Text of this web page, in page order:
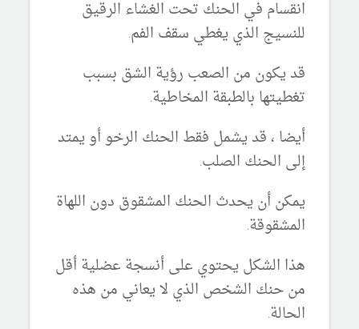
انقسام في الحنك تحت الغشاء الرقيق
للنسيج الذي يغطي سقف الفم.
قد يكون من الصعب رؤية الشق بسبب
تغطيتها بالطبقة المخاطية.
أيضا ، قد يشمل فقط الحنك الرخو أو يمتد
إلى الحنك الصلب.
يمكن أن يحدث الحنك المشقوق دون اللهاة
المشقوقة.
هذا الشكل يحتوي على أنسجة عضلية أقل
من حنك الشخص الذي لا يعاني من هذه
الحالة.